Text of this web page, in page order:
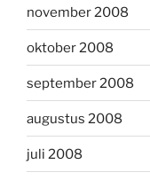
november 2008
oktober 2008
september 2008
augustus 2008
juli 2008